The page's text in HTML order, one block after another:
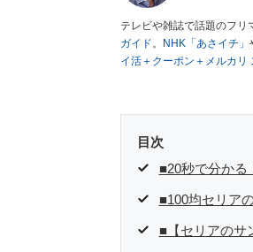
テレビや雑誌で話題のフリ
ガイド 。 NHK「あさイチ」
イ活＋クーポン＋メルカリ
■経歴：2003年、夫が子
いた時間でできるオークシ
を生活の一部に取り入れ
た消費税増税の社会にお
目次
■20秒で分かる
■100均セリア
■【セリアのサ